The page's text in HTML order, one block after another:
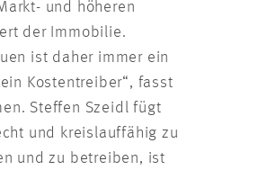
und höheren
der Immobilie.
ist daher immer ein
Kostentreiber“, fasst
Steffen Szeidl fügt
und kreislauffähig zu
und zu betreiben, ist